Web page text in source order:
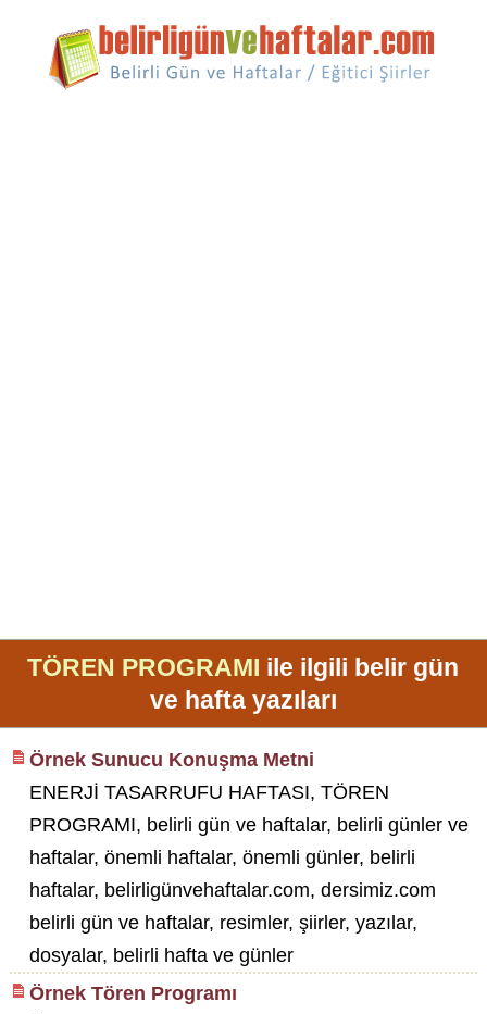
TÖREN PROGRAMI ile ilgili belir gün
ve hafta yazıları
Örnek Sunucu Konuşma Metni
ENERJİ TASARRUFU HAFTASI, TÖREN
PROGRAMI, belirli gün ve haftalar, belirli günler ve
haftalar, önemli haftalar, önemli günler, belirli
haftalar, belirligünvehaftalar.com, dersimiz.com
belirli gün ve haftalar, resimler, şiirler, yazılar,
dosyalar, belirli hafta ve günler
Örnek Tören Programı